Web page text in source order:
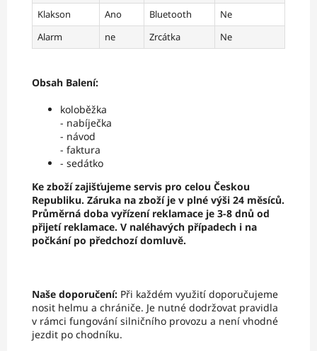
Klakson
Ano Bluetooth
Ne
Alarm
ne Zrcátka Ne
Obsah Balení:
koloběžka
- nabíječka
- návod
- faktura
- sedátko
Ke zboží zajišťujeme servis pro celou Českou
Republiku. Záruka na zboží je v plné výši 24 měsíců.
Průměrná doba vyřízení reklamace je 3-8 dnů od
přijetí reklamace. V naléhavých případech i na
počkání po předchozí domluvě.
Naše doporučení: Při každém využití doporučujeme
nosit helmu a chrániče. Je nutné dodržovat pravidla
v rámci fungování silničního provozu a není vhodné
jezdit po chodníku.